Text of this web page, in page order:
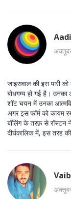
जाइसवाल की इस पारी
बोधगम्य हो गई है।
शॉट चयन में उनका
अगर इस फॉर्म को कायम
बॉलिंग के तरफ़ से रॉस्टन
दीर्घकालिक में, इस तरह